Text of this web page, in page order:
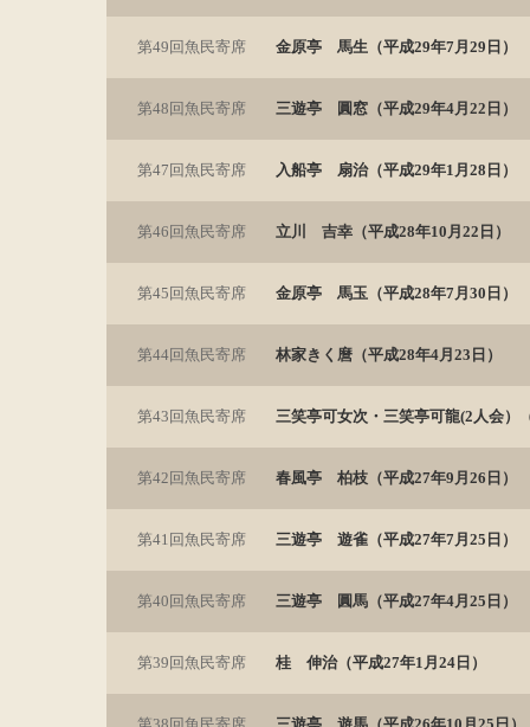
第49回魚民寄席 金原亭 馬生（平成29年7月29日）
第48回魚民寄席 三遊亭 圓窓（平成29年4月22日）
第47回魚民寄席 入船亭 扇治（平成29年1月28日）
第46回魚民寄席 立川 吉幸（平成28年10月22日）
第45回魚民寄席 金原亭 馬玉（平成28年7月30日）
第44回魚民寄席 林家きく麿（平成28年4月23日）
第43回魚民寄席 三笑亭可女次・三笑亭可龍(2人会）
第42回魚民寄席 春風亭 柏枝（平成27年9月26日）
第41回魚民寄席 三遊亭 遊雀（平成27年7月25日）
第40回魚民寄席 三遊亭 圓馬（平成27年4月25日）
第39回魚民寄席 桂 伸治（平成27年1月24日）